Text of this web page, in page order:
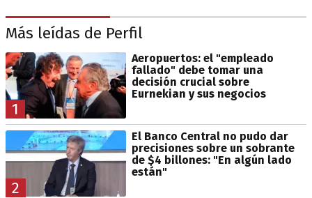
Más leídas de Perfil
1
Aeropuertos: el "empleado
fallado" debe tomar una
decisión crucial sobre
Eurnekian y sus negocios
2
El Banco Central no pudo dar
precisiones sobre un sobrante
de $4 billones: "En algún lado
están"